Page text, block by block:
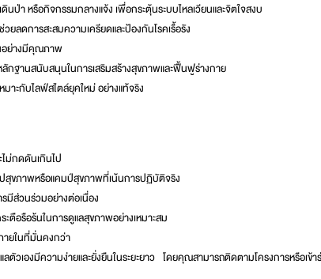
นป่า หรือกิจกรรมกลางแจ้ง เพื่อกระตุ้นระบบไหลเวียนและจิตใจสงบ
ลดการสะสมความเครียดและป้องกันโรคเรื้อรัง
ย่างมีคุณภาพ
กฐานสนับสนุนในการเสริมสร้างสุขภาพและฟื้นฟูร่างกาย
มาะกับไลฟ์สไตล์ยุคใหม่อย่างแท้จริง
ม่กดดันเกินไป
ปสุขภาพหรือแคมป์สุขภาพที่เน้นการปฏิบัติจริง
มีส่วนร่วมอย่างต่อเนื่อง
ตือรือร้นในการดูแลสุขภาพอย่างเหมาะสม
ายในที่มั่นคงกว่า
วเองมีความง่ายและยั่งยืนในระยะยาว โดยคุณสามารถติดตามโครงการหรือเข้า